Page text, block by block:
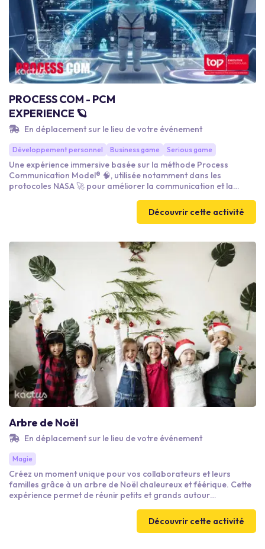
PROCESS COM - PCM
EXPERIENCE 🪐
En déplacement sur le lieu de votre événement
Développement personnel Business game Serious game
Une expérience immersive basée sur la méthode Process
Communication Model® 🧠, utilisée notamment dans les
protocoles NASA 🚀 pour améliorer la communication et la
ateliers interactifs, les participants découvrent leur style
relationnel, apprennent à mieux se comprendre et à renforcer
Découvrir cette activité
Arbre de Noël
En déplacement sur le lieu de votre événement
Magie
Créez un moment unique pour vos collaborateurs et leurs
familles grâce à un arbre de Noël chaleureux et féérique. Cette
expérience permet de réunir petits et grands autour
partage autour de la magie des fêtes.Découvrir cette activité